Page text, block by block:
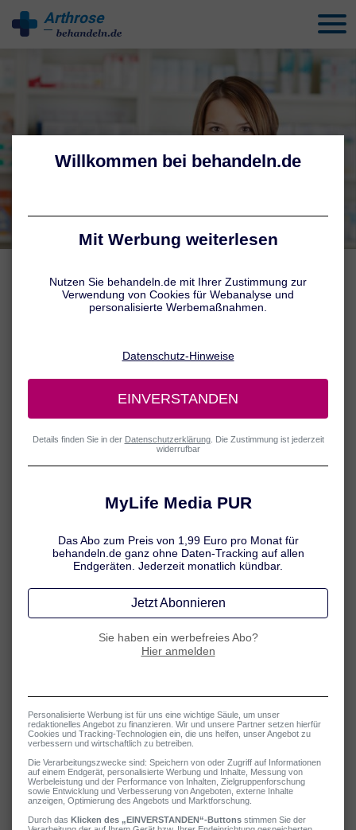
Arthrose
Mittel gegen Arthrose
Tatiana Schmid
Fachjournalisten überprüft.
In der Apotheke stehen rezeptfreie Schmerzmittel zur Verfügung,
die bei akuten Arthrosebeschwerden zum Einsatz kommen können.
Schmerzsalben bei Arthrose
Bei akuten Beschwerden kommt es auf eine zuverlässige
Schmerztherapie an. Hierfür werden meist schmerzlindernde und
entzündungshemmende
eingesetzt.
Empfohlen werden in der Regel Wirkstoffe aus der Gruppe der
sogenannten NSAR (nicht-steroidalen Antirheumatika), die sowohl
schmerzlindernd als auch entzündungshemmend wirken. Zu diesen
pflanzlichen Wirkstoffen zur Verfügung, die traditionell zur
Linderung von Gelenkbeschwerden angewendet werden.
Gut zu wissen:Die lokale Anwendung ist in der Regel besonders gut
verträglich.